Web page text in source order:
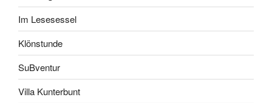
Im Lesesessel
Klönstunde
SuBventur
Villa Kunterbunt